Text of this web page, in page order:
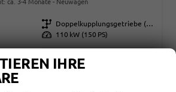
ca. 3-4 Monate Neuwagen
Getriebe
Doppelkupplungsgetriebe (DSG)
Leistung 110 kW (150 PS)
DETAILS
kombiniert):
IHRE